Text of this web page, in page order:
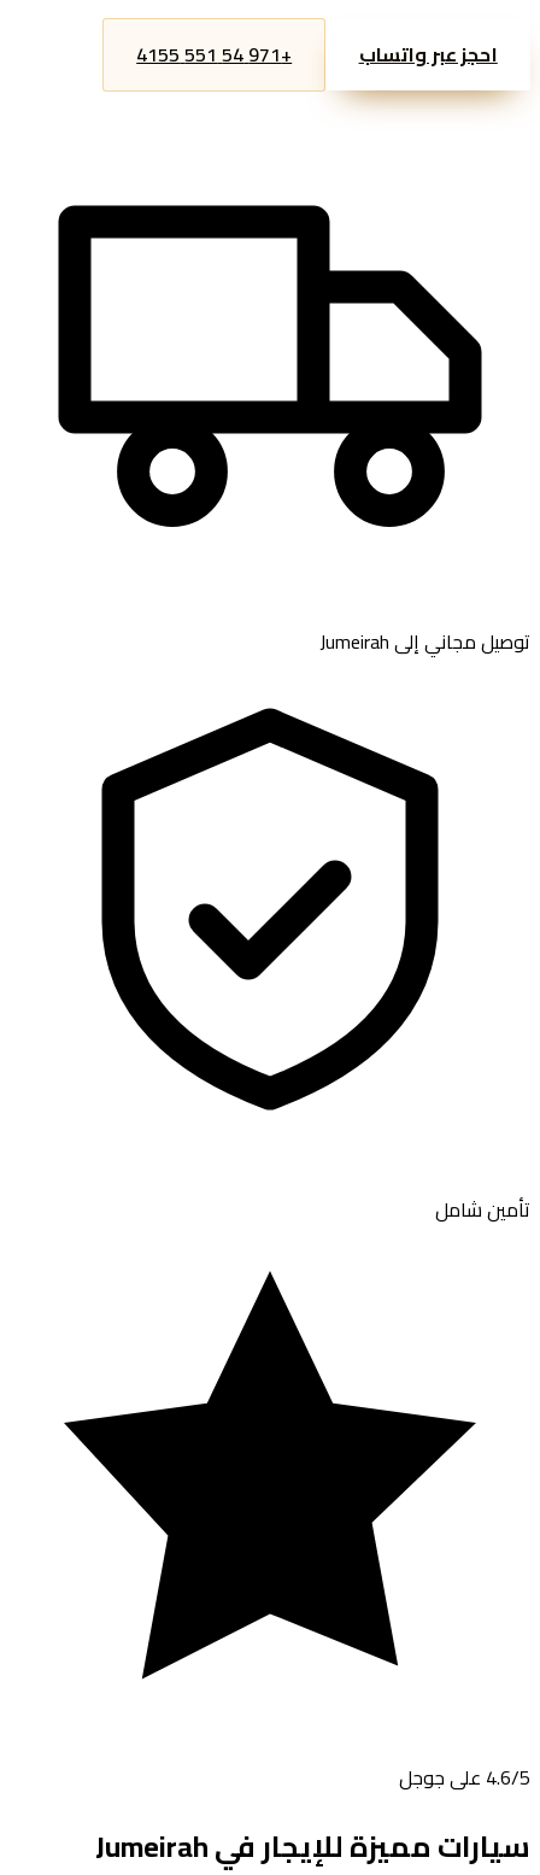
احجز عبر واتساب +971 54 551 4155
توصيل مجاني إلىJumeirah
تأمين شامل
4.6/5 على جوجل
سيارات مميزة للإيجار فيJumeirah